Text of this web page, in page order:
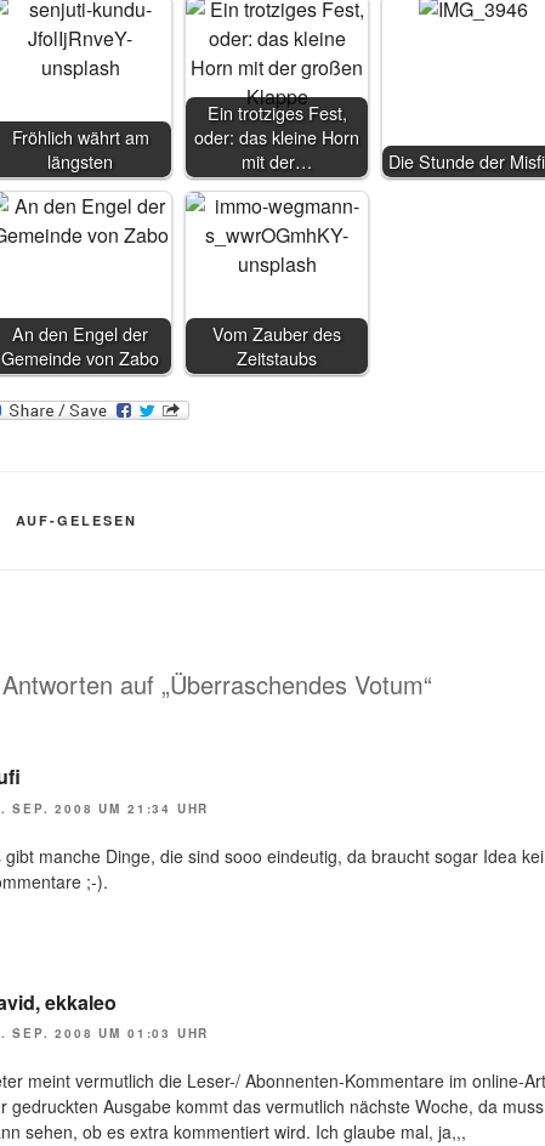
Fröhlich währt am
längsten
Ein trotziges Fest,
oder: das kleine Horn
mit der…
Die Stunde der
An den Engel der
Gemeinde von Zabo
Vom Zauber des
Zeitstaubs
KATEGORIEN
AUF-GELESEN
auf „Überraschendes Votum“
SEP. 2008 UM 21:34 UHR
gibt manche Dinge, die sind sooo eindeutig, da braucht sogar Idea
;-).
ekkaleo
SEP. 2008 UM 01:03 UHR
meint vermutlich die Leser-/ Abonnenten-Kommentare im online-
gedruckten Ausgabe kommt das vermutlich nächste Woche, da
sehen, ob es extra kommentiert wird. Ich glaube mal, ja,,,